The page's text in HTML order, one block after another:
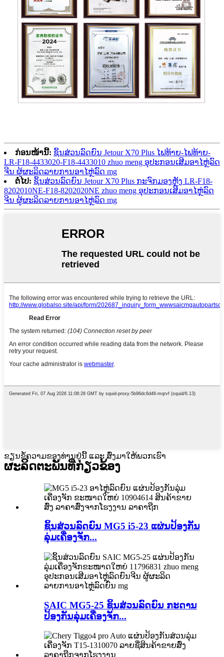
ກ່ອນໜ້ານີ້: ຊິ້ນສ່ວນລົດຍົນ Jetour X70 Plus ໄຟທ້າຍ-ໄຟທ້າຍ-
LR-F18-4433020-F18-4433010 zhuo meng ອຸປະກອນເສີມອາໄຫຼ່ລົດ
ຈີນ ຜູ້ຜະລິດລາຍການອາໄຫຼ່ລົດ mg
ຕໍ່ໄປ: ຊິ້ນສ່ວນລົດຍົນ Jetour X70 Plus ກະຈົກມອງຫຼັງ LR-F18-
8202010NE-F18-8202020NE zhuo meng ອຸປະກອນເສີມອາໄຫຼ່ລົດ
ຈີນ ຜູ້ຜະລິດລາຍການອາໄຫຼ່ລົດ mg
ຂຽນຂໍ້ຄວາມຂອງທ່ານຢູ່ນີ້ ແລະ ສົ່ງມາໃຫ້ພວກເຮົາ
ຜະລິດຕະພັນທີ່ກ່ຽວຂ້ອງ
ຊິ້ນສ່ວນລົດຍົນ MG5 i5-23 ແຜ່ນປ້ອງກັນ
ລຸ່ມເຄື່ອງຈັກ...
SAIC MG5-25 ຊິ້ນສ່ວນລົດຍົນ ກະດານ
ປ້ອງກັນລຸ່ມເຄື່ອງຈັກ...